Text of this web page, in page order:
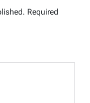
Required